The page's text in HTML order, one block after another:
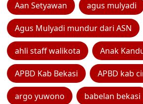
Aan Setyawan agus mulyadi
Agus Mulyadi mundur dari ASN
ahli staff walikota Anak
APBD Kab Bekasi APBD kab
argo yuwono babelan bekasi